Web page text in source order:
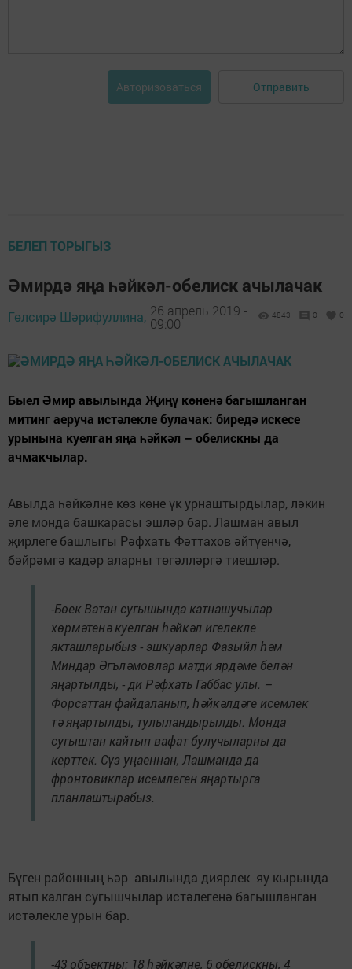
Авторизоваться Отправить
БЕЛЕП ТОРЫГЫЗ
Әмирдә яңа һәйкәл-обелиск ачылачак
Гөлсирә Шәрифуллина, 26 апрель 2019 -
09:00
4843 0 0
Быел Әмир авылында Җиңү көненә багышланган
митинг аеруча истәлекле булачак: биредә искесе
урынына куелган яңа һәйкәл – обелискны да
ачмакчылар.
Авылда һәйкәлне көз көне үк урнаштырдылар, ләкин
әле монда башкарасы эшләр бар. Лашман авыл
җирлеге башлыгы Рәфхать Фәттахов әйтүенчә,
бәйрәмгә кадәр аларны төгәлләргә тиешләр.
-Бөек Ватан сугышында катнашучылар
хөрмәтенә куелган һәйкәл игелекле
якташларыбыз - эшкуарлар Фазыйл һәм
Миндар Әгъләмовлар матди ярдәме белән
яңартылды, - ди Рәфхать Габбас улы. –
Форсаттан файдаланып, һәйкәлдәге исемлек
тә яңартылды, тулыландырылды. Монда
сугыштан кайтып вафат булучыларны да
керттек. Сүз уңаеннан, Лашманда да
фронтовиклар исемлеген яңартырга
планлаштырабыз.
Бүген районның һәр авылында диярлек яу кырында
ятып калган сугышчылар истәлегенә багышланган
истәлекле урын бар.
-43 объектны: 18 һәйкәлне, 6 обелискны, 4